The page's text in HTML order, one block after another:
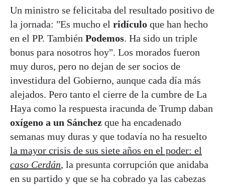
Un ministro se felicitaba del resultado positivo de
la jornada: "Es mucho el ridículo que han hecho
en el PP. También Podemos. Ha sido un triple
bonus para nosotros hoy". Los morados fueron
muy duros, pero no dejan de ser socios de
investidura del Gobierno, aunque cada día más
alejados. Pero tanto el cierre de la cumbre de La
Haya como la respuesta iracunda de Trump daban
oxígeno a un Sánchez que ha encadenado
semanas muy duras y que todavía no ha resuelto
la mayor crisis de sus siete años en el poder: el
caso Cerdán, la presunta corrupción que anidaba
en su partido y que se ha cobrado ya las cabezas